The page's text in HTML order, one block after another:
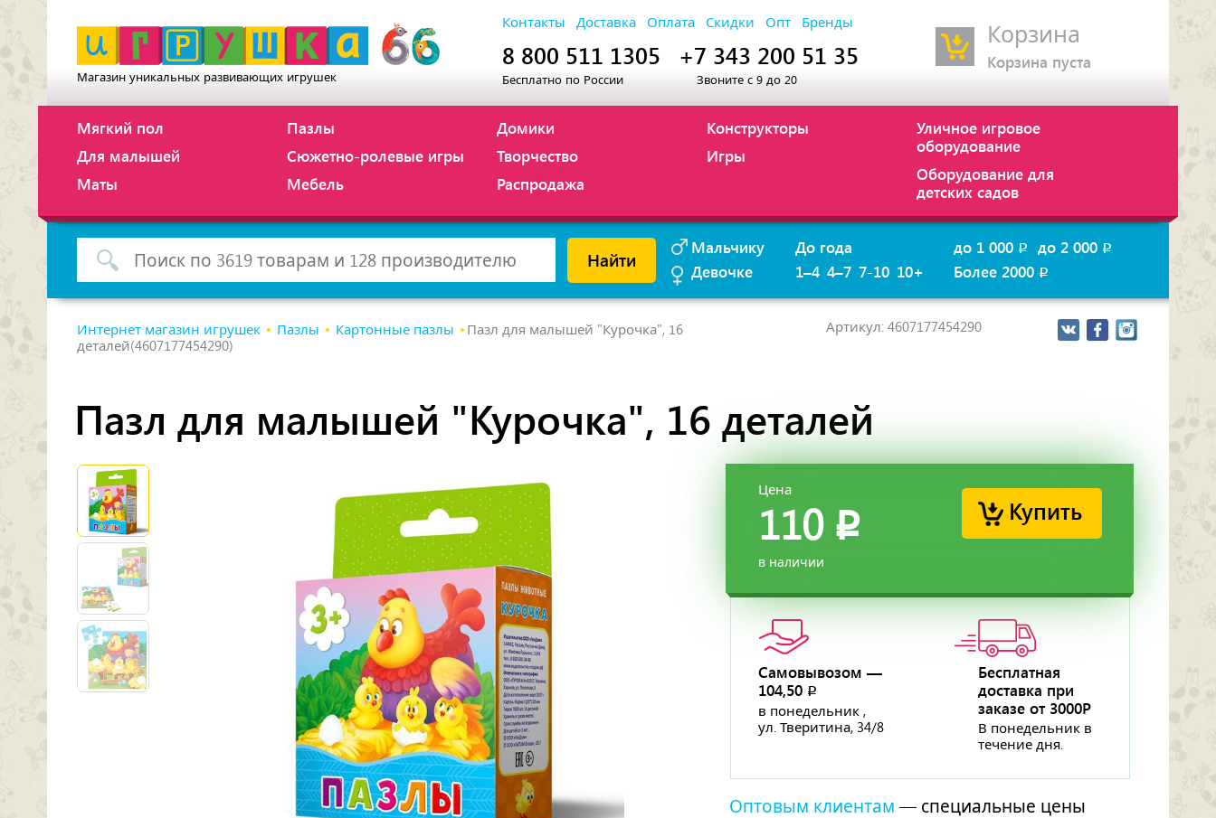
Корзина
Корзина пуста
Магазин уникальных развивающих игрушек
Контакты Доставка Оплата Скидки Опт Бренды
8 800 511 1305
Бесплатно по России
+7 343 200 51 35
Звоните с 9 до 20
Мягкий пол
Для малышей
Маты
Пазлы
Сюжетно-ролевые игры
Мебель
Домики
Творчество
Распродажа
Конструкторы
Игры
Уличное игровое
оборудование
Оборудование для
детских садов
Мальчику
Девочке
До года
1–4 4–7 7-10 10+
до 1 000 p до 2 000 p
Более 2000 p
Найти
Артикул: 4607177454290
Интернет магазин игрушек Пазлы Картонные пазлы
Пазл для малышей "Курочка", 16
деталей(4607177454290)
Пазл для малышей "Курочка", 16 деталей
Купить
Цена
110 p
в наличии
Самовывозом —
104,50 p
в понедельник ,
ул. Тверитина, 34/8
Бесплатная
доставка при
заказе от 3000Р
В понедельник в
течение дня.
Оптовым клиентам — специальные цены